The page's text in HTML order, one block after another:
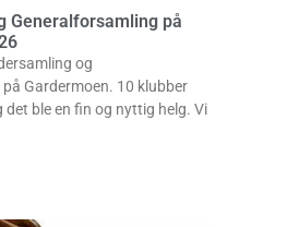
Generalforsamling på
og
Gardermoen. 10 klubber
det ble en fin og nyttig helg. Vi